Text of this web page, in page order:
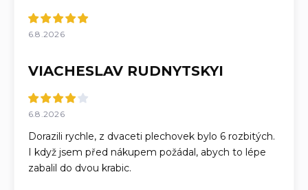
6.8.2026
VIACHESLAV RUDNYTSKYI
6.8.2026
Dorazili rychle, z dvaceti plechovek bylo 6 rozbitých.
I když jsem před nákupem požádal, abych to lépe
zabalil do dvou krabic.